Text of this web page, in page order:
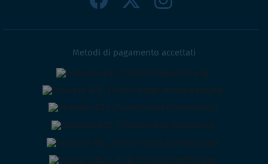
Metodi di pagamento accettati